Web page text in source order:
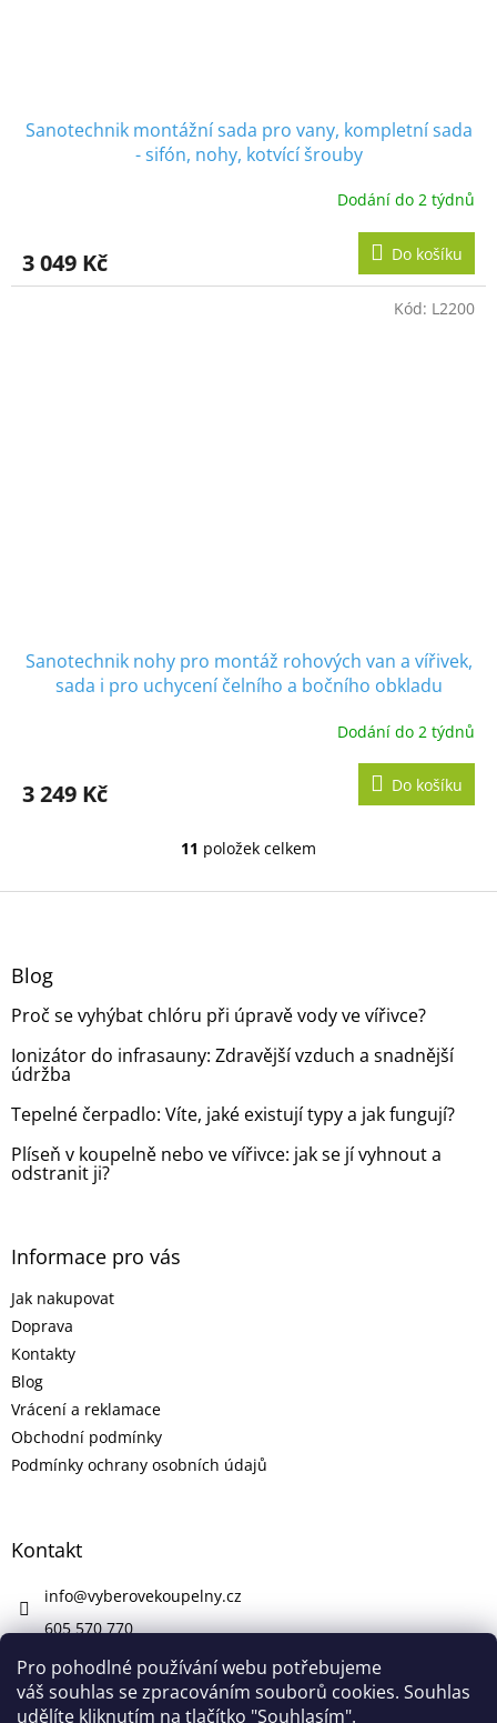
Pro pohodlné používání webu potřebujeme
váš souhlas se zpracováním souborů cookies. Souhlas
udělíte kliknutím na tlačítko "Souhlasím".
Sanotechnik montážní sada pro vany, kompletní sada
- sifón, nohy, kotvící šrouby
Dodání do 2 týdnů
3 049 Kč Do košíku
Sanotechnik nohy pro montáž rohových van a vířivek,
sada i pro uchycení čelního a bočního obkladu
Dodání do 2 týdnů
3 249 Kč Do košíku
Kód: L2200
O
l
p
r
v
y
ý
11 položek celkem
Z
Blog
Proč se vyhýbat chlóru při úpravě vody ve vířivce?
Ionizátor do infrasauny: Zdravější vzduch a snadnější
údržba
Tepelné čerpadlo: Víte, jaké existují typy a jak fungují?
Plíseň v koupelně nebo ve vířivce: jak se jí vyhnout a
odstranit ji?
Informace pro vás
Jak nakupovat
Doprava
Kontakty
Blog
Vrácení a reklamace
Obchodní podmínky
Podmínky ochrany osobních údajů
Kontakt
info@vyberovekoupelny.cz
605 570 770
https://www.facebook.com/vyberovekoupelny/